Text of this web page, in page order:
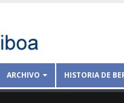
ARCHIVO HISTORIA DE